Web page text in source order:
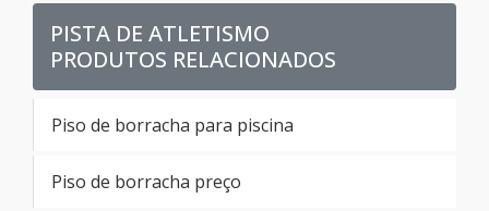
PISTA DE ATLETISMO
PRODUTOS RELACIONADOS
Piso de borracha para piscina
Piso de borracha preço